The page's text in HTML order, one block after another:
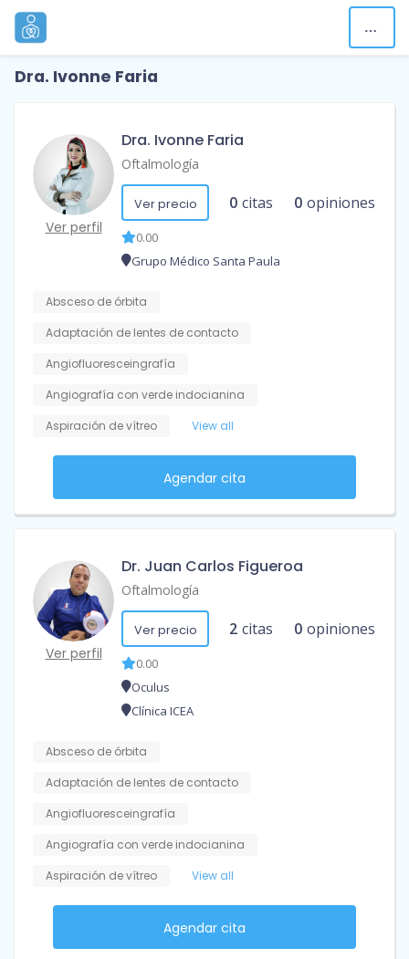
Dra. Ivonne Faria
Ver perfil
Dra. Ivonne Faria
Oftalmología
Ver precio 0 citas 0 opiniones
0.00
Grupo Médico Santa Paula
Absceso de órbita
Adaptación de lentes de contacto
Angiofluoresceingrafía
Angiografía con verde indocianina
Aspiración de vítreo
View all
Agendar cita
Ver perfil
Dr. Juan Carlos Figueroa
Oftalmología
Ver precio 2 citas 0 opiniones
0.00
Oculus
Clínica ICEA
Absceso de órbita
Adaptación de lentes de contacto
Angiofluoresceingrafía
Angiografía con verde indocianina
Aspiración de vítreo
View all
Agendar cita